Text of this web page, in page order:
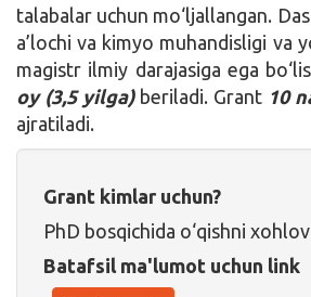
talabalar uchun mo‘ljallangan.
a’lochi va kimyo muhandisligi va
magistr ilmiy darajasiga ega
oy (3,5 yilga) beriladi. Grant 10
ajratiladi.
Grant kimlar uchun?
PhD bosqichida o‘qishni
Batafsil ma'lumot uchun link